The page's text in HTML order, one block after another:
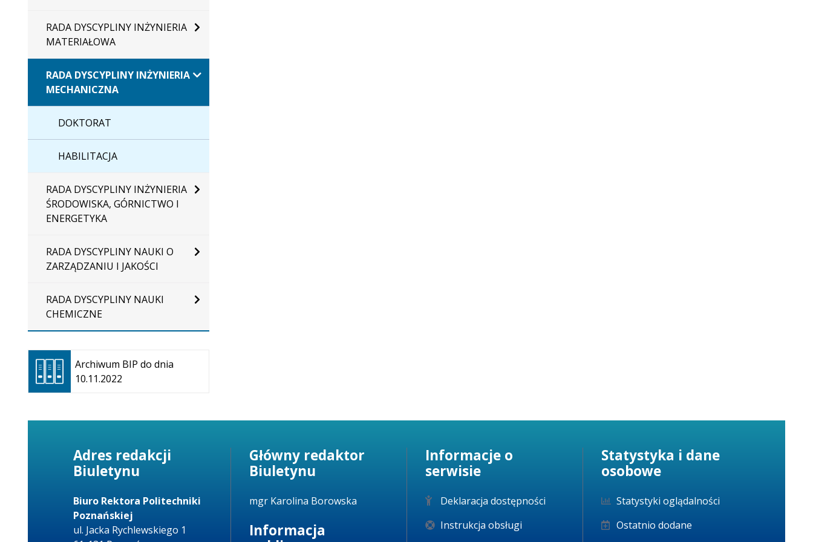
RADA DYSCYPLINY INŻYNIERIA
MATERIAŁOWA
RADA DYSCYPLINY INŻYNIERIA
MECHANICZNA
DOKTORAT
HABILITACJA
RADA DYSCYPLINY INŻYNIERIA
ŚRODOWISKA, GÓRNICTWO I
ENERGETYKA
RADA DYSCYPLINY NAUKI O
ZARZĄDZANIU I JAKOŚCI
RADA DYSCYPLINY NAUKI
CHEMICZNE
Archiwum BIP do dnia
10.11.2022
Otwiera
się w
nowej
karcie
Adres redakcji
Biuletynu
Biuro Rektora Politechniki
Poznańskiej
ul. Jacka Rychlewskiego 1
Główny redaktor
Biuletynu
mgr Karolina Borowska
Informacja
Informacje o
serwisie
Deklaracja dostępności
Instrukcja obsługi
Statystyka i dane
osobowe
Statystyki oglądalności
Ostatnio dodane